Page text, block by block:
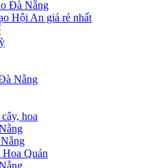
Đà Nẵng
Hội An giá rẻ nhất
Nẵng
hoa
Quán